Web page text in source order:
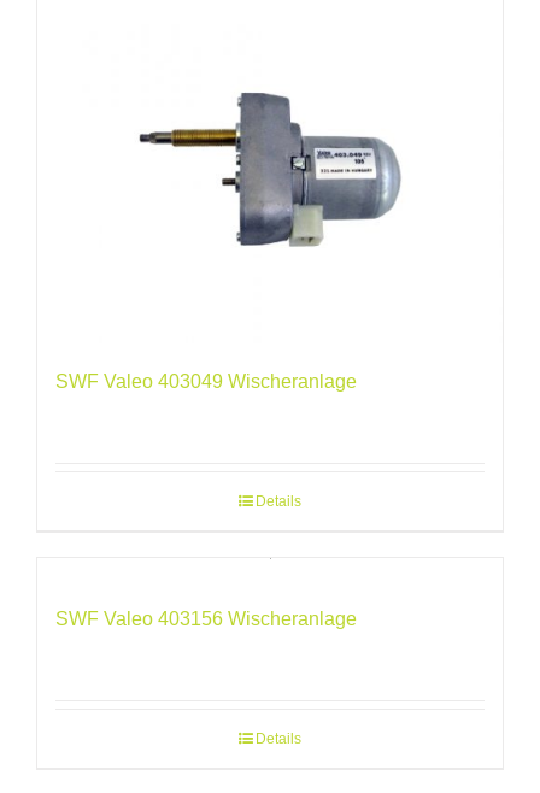
SWF Valeo 403049 Wischeranlage
Details
SWF Valeo 403156 Wischeranlage
Details